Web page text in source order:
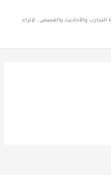
والأحاديث والقصص .. لإثراء